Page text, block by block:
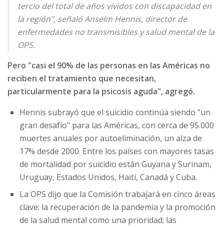
tercio del total de años vividos con discapacidad en
la región", señaló Anselm Hennis, director de
enfermedades no transmisibles y salud mental de la
OPS.
Pero "casi el 90% de las personas en las Américas no
reciben el tratamiento que necesitan,
particularmente para la psicosis aguda", agregó.
Hennis subrayó que el suicidio continúa siendo "un
gran desafío" para las Américas, con cerca de 95.000
muertes anuales por autoeliminación, un alza de
17% desde 2000. Entre los países con mayores tasas
de mortalidad por suicidio están Guyana y Surinam,
Uruguay, Estados Unidos, Haití, Canadá y Cuba.
La OPS dijo que la Comisión trabajará en cinco áreas
clave: la recuperación de la pandemia y la promoción
de la salud mental como una prioridad; las